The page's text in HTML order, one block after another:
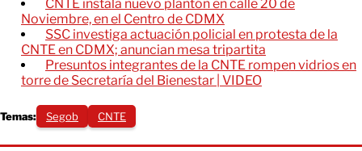
CNTE instala nuevo plantón en calle 20 de
Noviembre, en el Centro de CDMX
SSC investiga actuación policial en protesta de la
CNTE en CDMX; anuncian mesa tripartita
Presuntos integrantes de la CNTE rompen vidrios en
torre de Secretaría del Bienestar | VIDEO
Temas: Segob CNTE